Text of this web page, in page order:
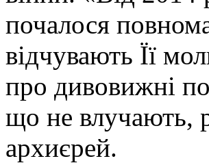
почалося
відчувають Її
про дивовижні
що не влучають,
архиєрей.